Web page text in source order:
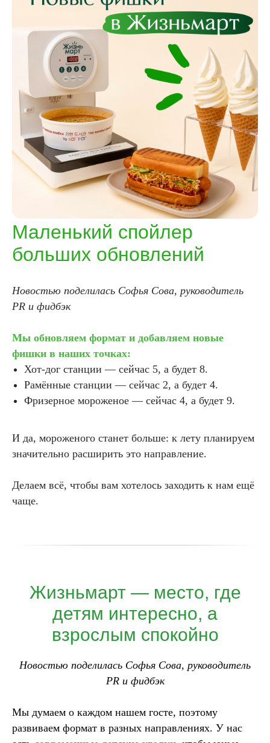
Маленький спойлер
больших обновлений
Новостью поделилась Софья Сова, руководитель
PR и фидбэк
Мы обновляем формат и добавляем новые
фишки в наших точках:
Хот-дог станции — сейчас 5, а будет 8.
Рамённые станции — сейчас 2, а будет 4.
Фризерное мороженое — сейчас 4, а будет 9.
И да, мороженого станет больше: к лету планируем
значительно расширить это направление.
Делаем всё, чтобы вам хотелось заходить к нам ещё
чаще.
Жизньмарт — место, где
детям интересно, а
взрослым спокойно
Новостью поделилась Софья Сова, руководитель
PR и фидбэк
Мы думаем о каждом нашем госте, поэтому
развиваем формат в разных направлениях. У нас